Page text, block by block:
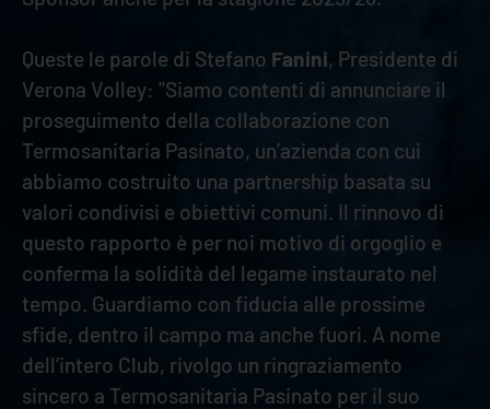
Queste le parole di Stefano Fanini, Presidente di
Verona Volley: "Siamo contenti di annunciare il
proseguimento della collaborazione con
Termosanitaria Pasinato, un’azienda con cui
abbiamo costruito una partnership basata su
valori condivisi e obiettivi comuni. Il rinnovo di
questo rapporto è per noi motivo di orgoglio e
conferma la solidità del legame instaurato nel
tempo. Guardiamo con fiducia alle prossime
sfide, dentro il campo ma anche fuori. A nome
dell’intero Club, rivolgo un ringraziamento
sincero a Termosanitaria Pasinato per il suo